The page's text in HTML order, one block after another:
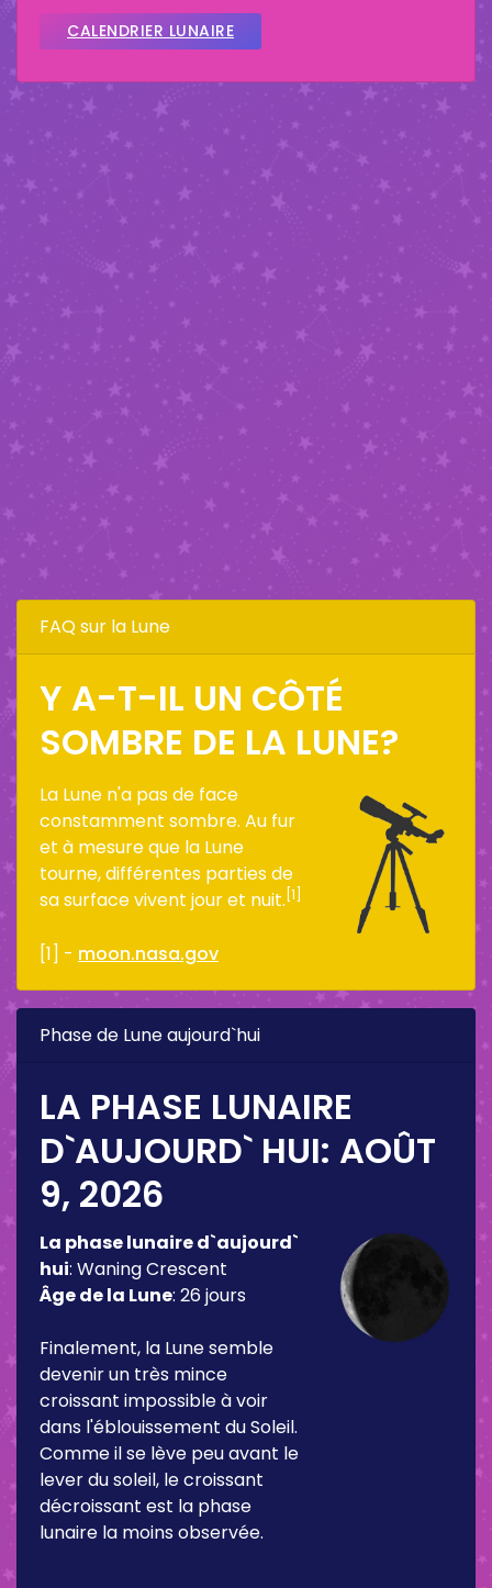
CALENDRIER LUNAIRE
FAQ sur la Lune
Y A-T-IL UN CÔTÉ
SOMBRE DE LA LUNE?
La Lune n'a pas de face
constamment sombre. Au fur
et à mesure que la Lune
tourne, différentes parties de
sa surface vivent jour et nuit. [1]
[1] - moon.nasa.gov
Phase de Lune aujourd`hui
LA PHASE LUNAIRE
D`AUJOURD` HUI: AOÛT
9, 2026
La phase lunaire d`aujourd`
hui: Waning Crescent
Âge de la Lune: 26 jours
Finalement, la Lune semble
devenir un très mince
croissant impossible à voir
dans l'éblouissement du Soleil.
Comme il se lève peu avant le
lever du soleil, le croissant
décroissant est la phase
lunaire la moins observée.